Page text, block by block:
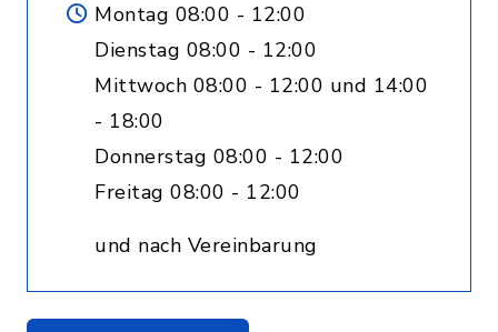
Montag 08:00 - 12:00
Dienstag 08:00 - 12:00
Mittwoch 08:00 - 12:00 und 14:00
- 18:00
Donnerstag 08:00 - 12:00
Freitag 08:00 - 12:00
und nach Vereinbarung